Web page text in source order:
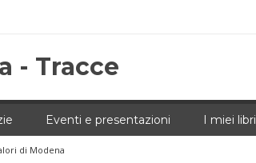
- Tracce
Eventi e presentazioni I miei libri
di Modena